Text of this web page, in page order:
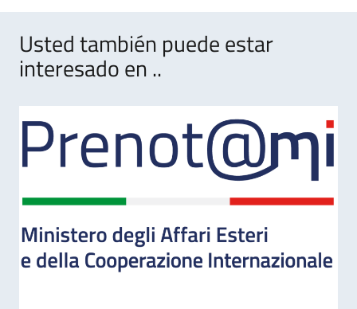
Usted también puede estar
interesado en ..